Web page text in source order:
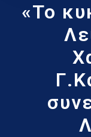
«Το